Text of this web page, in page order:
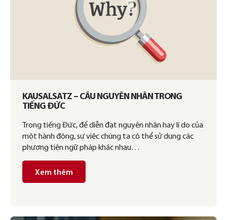
KAUSALSATZ – CÂU NGUYÊN NHÂN TRONG
TIẾNG ĐỨC
Trong tiếng Đức, để diễn đạt nguyên nhân hay lí do của
một hành động, sự việc chúng ta có thể sử dụng các
phương tiện ngữ pháp khác nhau…
Xem thêm